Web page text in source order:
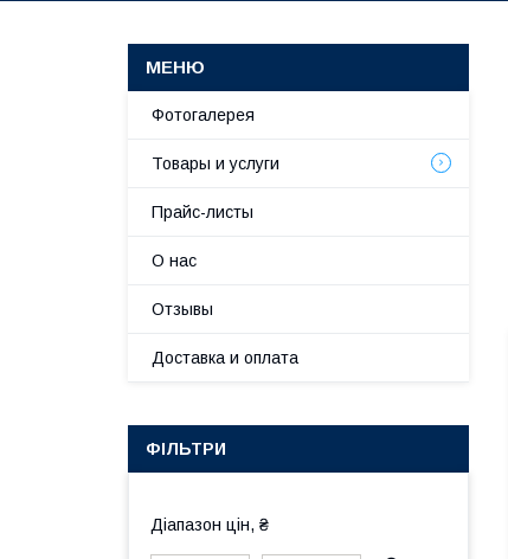
Фотогалерея
Товары и услуги
Прайс-листы
О нас
Отзывы
Доставка и оплата
ФІЛЬТРИ
Діапазон цін, ₴